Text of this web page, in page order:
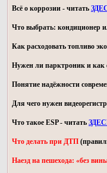
Всё о коррозии - читать
Что выбрать: кондиционер
Как расходовать топливо
Нужен ли парктроник и как
Понятие надёжности
Для чего нужен
Что такое ESP - читать
Что делать при ДТП
Наезд на пешехода: «без